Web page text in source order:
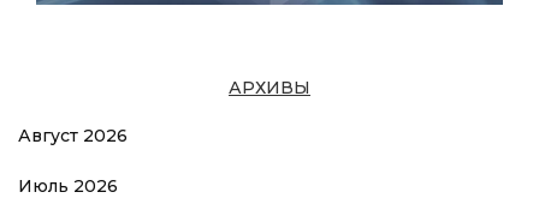
АРХИВЫ
Август 2026
Июль 2026